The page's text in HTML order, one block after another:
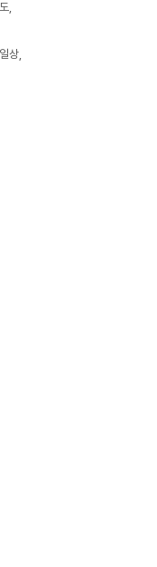
일상